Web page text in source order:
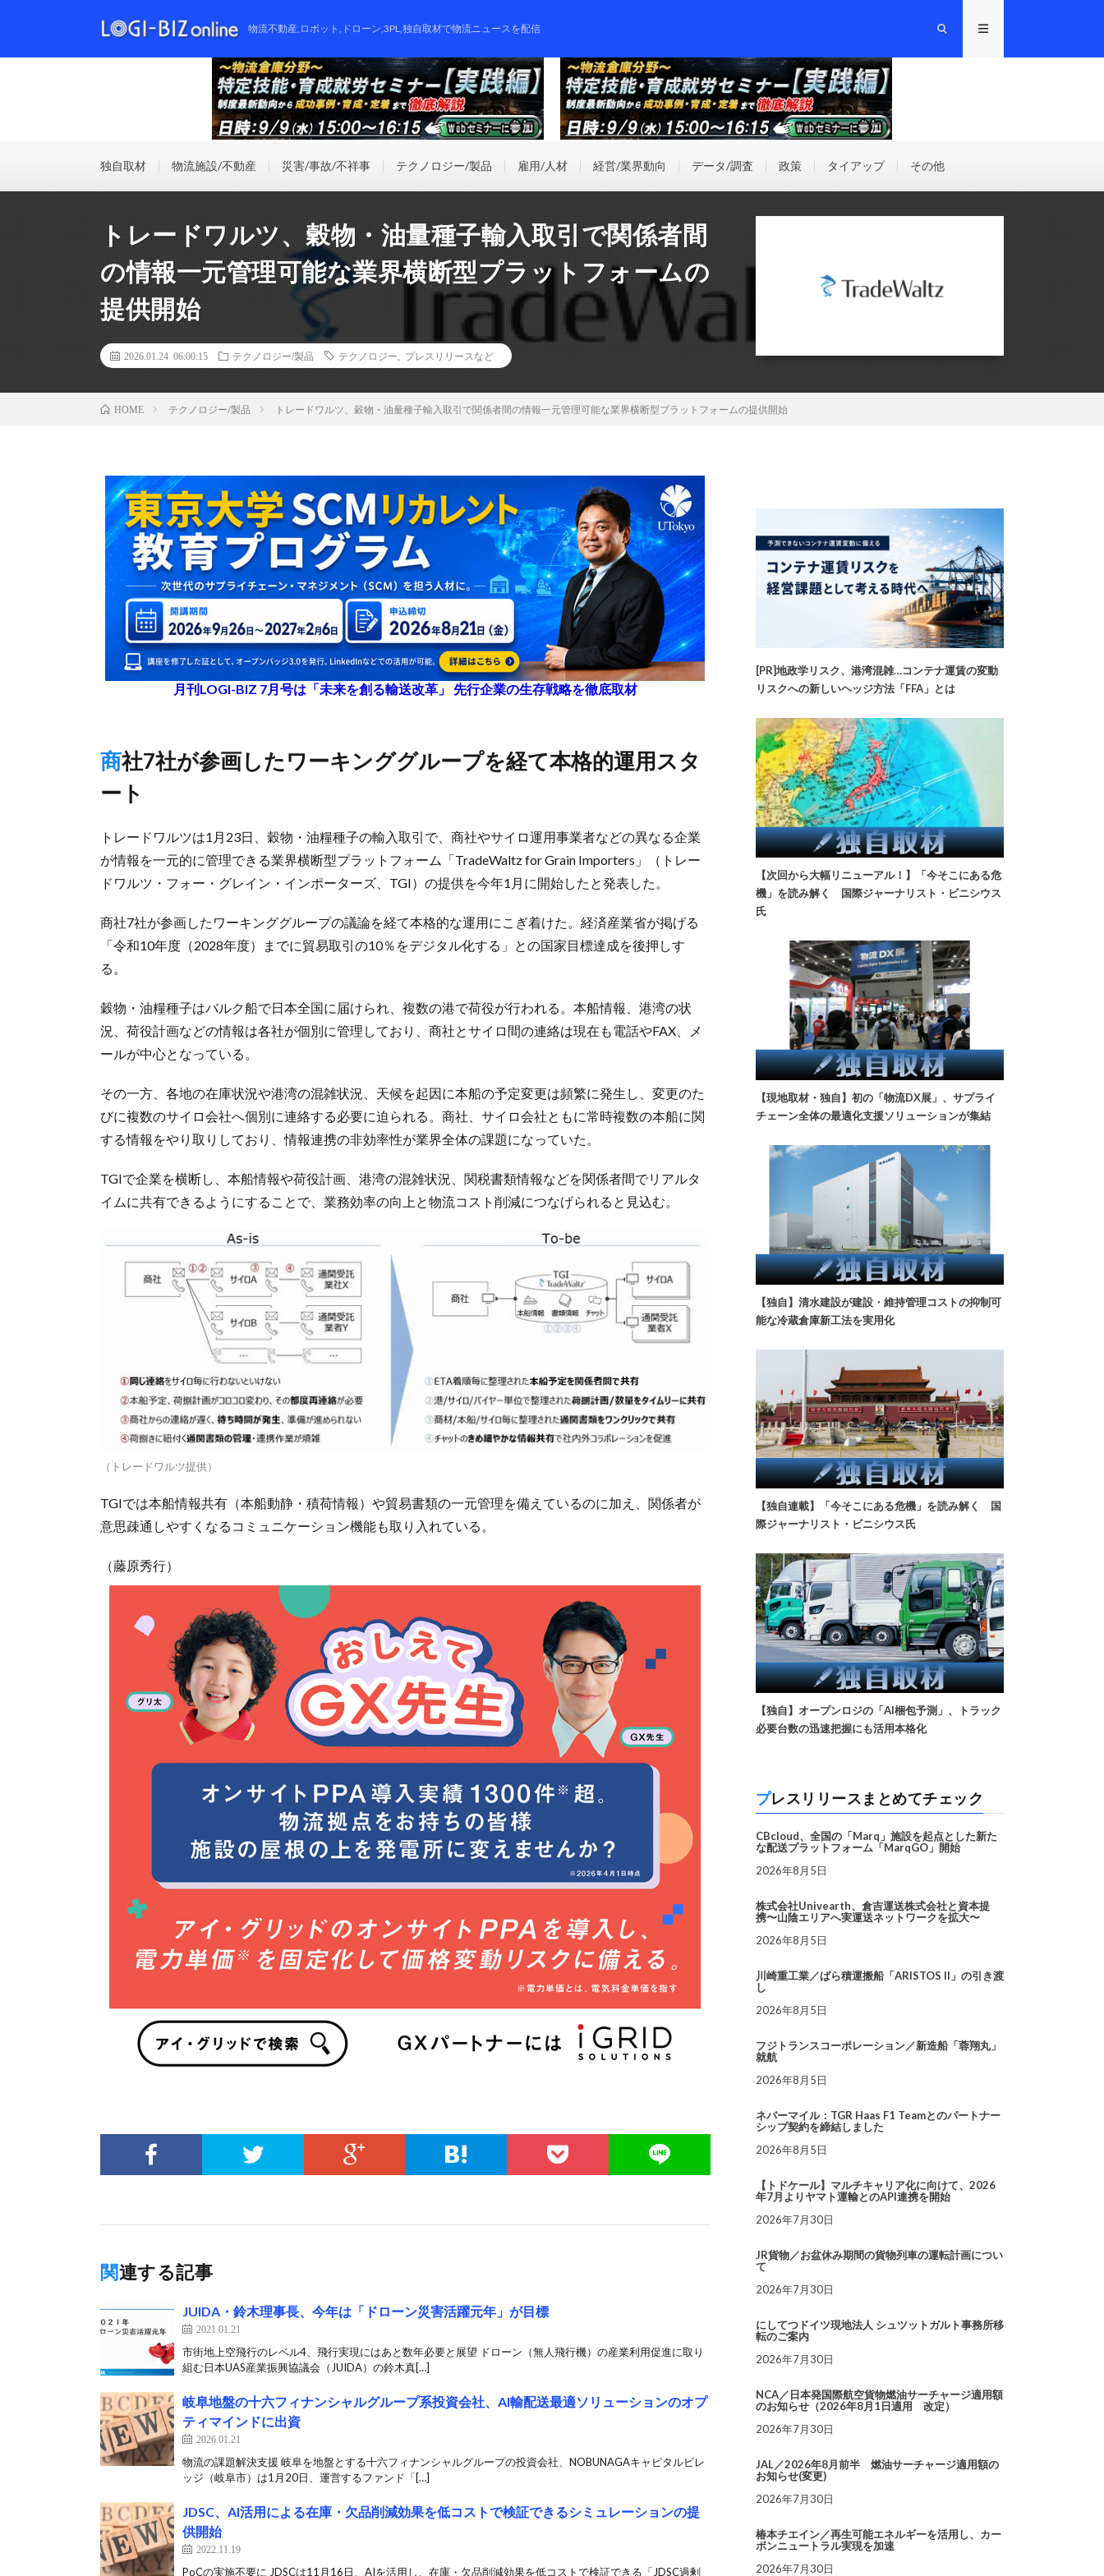
物流不動産,ロボット,ドローン,3PL,独自取材で物流ニュースを配信
独自取材 物流施設/不動産 災害/事故/不祥事 テクノロジー/製品 雇用/人材 経営/業界動向 データ/調査 政策 タイアップ その他
トレードワルツ、穀物・油量種子輸入取引で関係者間
の情報一元管理可能な業界横断型プラットフォームの
提供開始
2026.01.24 06:00:15 テクノロジー/製品 テクノロジー プレスリリースなど
HOME テクノロジー/製品 トレードワルツ、穀物・油量種子輸入取引で関係者間の情報一元管理可能な業界横断型プラットフォームの提供開始
月刊LOGI-BIZ 7月号は「未来を創る輸送改革」 先行企業の生存戦略を徹底取材
商社7社が参画したワーキンググループを経て本格的運用スタ
ート
トレードワルツは1月23日、穀物・油糧種子の輸入取引で、商社やサイロ運用事業者などの異なる企業
が情報を一元的に管理できる業界横断型プラットフォーム「TradeWaltz for Grain Importers」（トレー
ドワルツ・フォー・グレイン・インポーターズ、TGI）の提供を今年1月に開始したと発表した。
商社7社が参画したワーキンググループの議論を経て本格的な運用にこぎ着けた。経済産業省が掲げる
「令和10年度（2028年度）までに貿易取引の10％をデジタル化する」との国家目標達成を後押しす
る。
穀物・油糧種子はバルク船で日本全国に届けられ、複数の港で荷役が行われる。本船情報、港湾の状
況、荷役計画などの情報は各社が個別に管理しており、商社とサイロ間の連絡は現在も電話やFAX、メ
ールが中心となっている。
その一方、各地の在庫状況や港湾の混雑状況、天候を起因に本船の予定変更は頻繁に発生し、変更のた
びに複数のサイロ会社へ個別に連絡する必要に迫られる。商社、サイロ会社ともに常時複数の本船に関
する情報をやり取りしており、情報連携の非効率性が業界全体の課題になっていた。
TGIで企業を横断し、本船情報や荷役計画、港湾の混雑状況、関税書類情報などを関係者間でリアルタ
イムに共有できるようにすることで、業務効率の向上と物流コスト削減につなげられると見込む。
（トレードワルツ提供）
TGIでは本船情報共有（本船動静・積荷情報）や貿易書類の一元管理を備えているのに加え、関係者が
意思疎通しやすくなるコミュニケーション機能も取り入れている。
（藤原秀行）
関連する記事
JUIDA・鈴木理事長、今年は「ドローン災害活躍元年」が目標
2021.01.21
市街地上空飛行のレベル4、飛行実現にはあと数年必要と展望 ドローン（無人飛行機）の産業利用促進に取り
組む日本UAS産業振興協議会（JUIDA）の鈴木真[…]
岐阜地盤の十六フィナンシャルグループ系投資会社、AI輸配送最適ソリューションのオプ
ティマインドに出資
2026.01.21
物流の課題解決支援 岐阜を地盤とする十六フィナンシャルグループの投資会社、NOBUNAGAキャピタルビレ
ッジ（岐阜市）は1月20日、運営するファンド「[…]
JDSC、AI活用による在庫・欠品削減効果を低コストで検証できるシミュレーションの提
供開始
2022.11.19
PoCの実施不要に JDSCは11月16日、AIを活用し、在庫・欠品削減効果を低コストで検証できる「JDSC過剰
[PR]地政学リスク、港湾混雑…コンテナ運賃の変動
リスクへの新しいヘッジ方法「FFA」とは
【次回から大幅リニューアル！】「今そこにある危
機」を読み解く 国際ジャーナリスト・ビニシウス
氏
【現地取材・独自】初の「物流DX展」、サプライ
チェーン全体の最適化支援ソリューションが集結
【独自】清水建設が建設・維持管理コストの抑制可
能な冷蔵倉庫新工法を実用化
【独自連載】「今そこにある危機」を読み解く 国
際ジャーナリスト・ビニシウス氏
【独自】オープンロジの「AI梱包予測」、トラック
必要台数の迅速把握にも活用本格化
プレスリリースまとめてチェック
CBcloud、全国の「Marq」施設を起点とした新た
な配送プラットフォーム「MarqGO」開始
2026年8月5日
株式会社Univearth、倉吉運送株式会社と資本提
携〜山陰エリアへ実運送ネットワークを拡大〜
2026年8月5日
川崎重工業／ばら積運搬船「ARISTOS II」の引き渡
し
2026年8月5日
フジトランスコーポレーション／新造船「蓉翔丸」
就航
2026年8月5日
ネバーマイル：TGR Haas F1 Teamとのパートナー
シップ契約を締結しました
2026年8月5日
【トドケール】マルチキャリア化に向けて、2026
年7月よりヤマト運輸とのAPI連携を開始
2026年7月30日
JR貨物／お盆休み期間の貨物列車の運転計画につい
て
2026年7月30日
にしてつドイツ現地法人 シュツットガルト事務所移
転のご案内
2026年7月30日
NCA／日本発国際航空貨物燃油サーチャージ適用額
のお知らせ（2026年8月1日適用 改定）
2026年7月30日
JAL／2026年8月前半 燃油サーチャージ適用額の
お知らせ(変更)
2026年7月30日
椿本チエイン／再生可能エネルギーを活用し、カー
ボンニュートラル実現を加速
2026年7月30日